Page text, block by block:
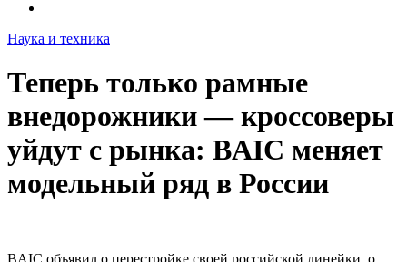
Наука и техника
Теперь только рамные
внедорожники — кроссоверы
уйдут с рынка: BAIC меняет
модельный ряд в России
BAIC объявил о перестройке своей российской линейки, о